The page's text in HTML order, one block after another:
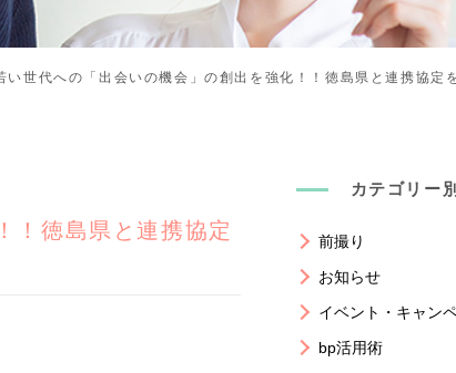
い世代への「出会いの機会」の創出を強化！！徳島県と連携協定
！徳島県と連携協定
カテゴリー
前撮り
お知らせ
イベント・キャン
bp活用術